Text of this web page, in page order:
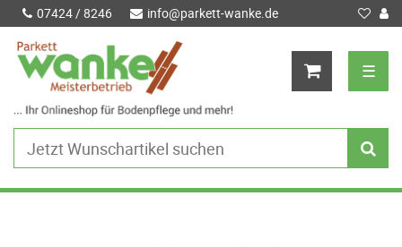
07424 / 8246 info@parkett-wanke.de
☰